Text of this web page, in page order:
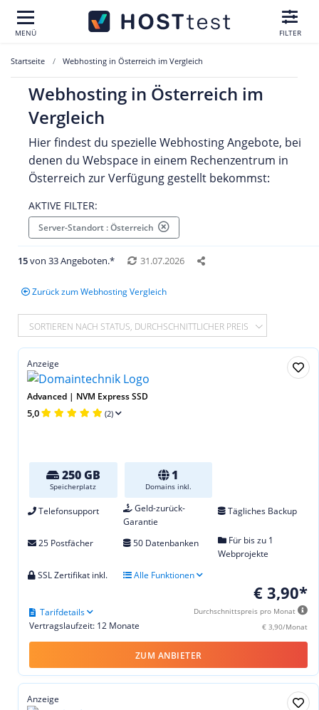
MENÜ FILTER
Startseite Webhosting in Österreich im Vergleich
Webhosting in Österreich im
Vergleich
Hier findest du spezielle Webhosting Angebote, bei
denen du Webspace in einem Rechenzentrum in
Österreich zur Verfügung gestellt bekommst:
AKTIVE FILTER:
Server-Standort : Österreich
15von 33 Angeboten.* 31.07.2026
Zurück zum Webhosting Vergleich
SORTIEREN NACH STATUS, DURCHSCHNITTLICHER PREIS
Anzeige
Advanced | NVM Express SSD
5,0 (2)
250 GB
Speicherplatz
1
Domains inkl.
Telefonsupport
Geld-zurück-
Garantie
Tägliches Backup
25 Postfächer 50 Datenbanken
Für bis zu 1
Webprojekte
SSL Zertifikat inkl.
Alle Funktionen
€ 3,90*
Durchschnittspreis pro Monat
€ 3,90/Monat
Vertragslaufzeit: 12 Monate
Tarifdetails
ZUM ANBIETER
Anzeige